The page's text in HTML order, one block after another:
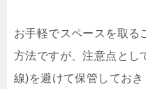
お手軽でスペースを取る
方法ですが、注意点とし
線)を避けて保管しておき